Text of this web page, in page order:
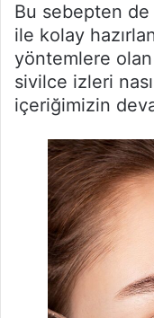
Bu sebepten
ile kolay
yöntemlere
sivilce izleri
içeriğimizin